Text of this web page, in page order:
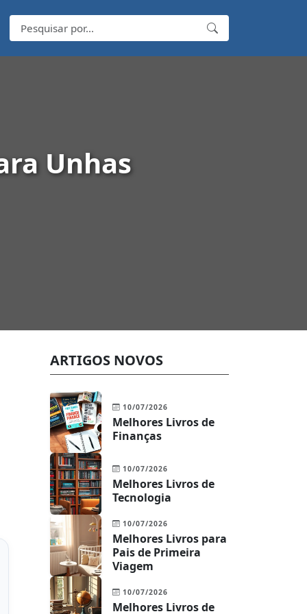
Unhas
ARTIGOS NOVOS
10/07/2026
Melhores Livros de
Finanças
10/07/2026
Melhores Livros de
Tecnologia
10/07/2026
Melhores Livros para
Pais de Primeira
Viagem
10/07/2026
Melhores Livros de